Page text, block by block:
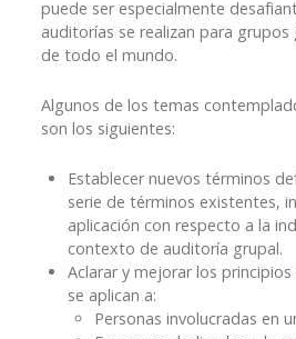
puede ser especialmente
auditorías se realizan para
de todo el mundo.
Algunos de los temas
son los siguientes:
Establecer nuevos términos
serie de términos existentes,
aplicación con respecto a la
contexto de auditoría grupal.
Aclarar y mejorar los
se aplican a:
Personas involucradas en